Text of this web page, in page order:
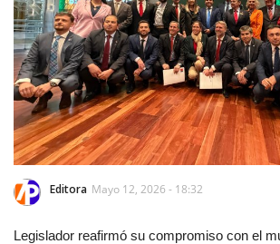
Política
Espectáculos
Editora Mayo 12, 2026 - 18:32
Legislador reafirmó su compromiso con el